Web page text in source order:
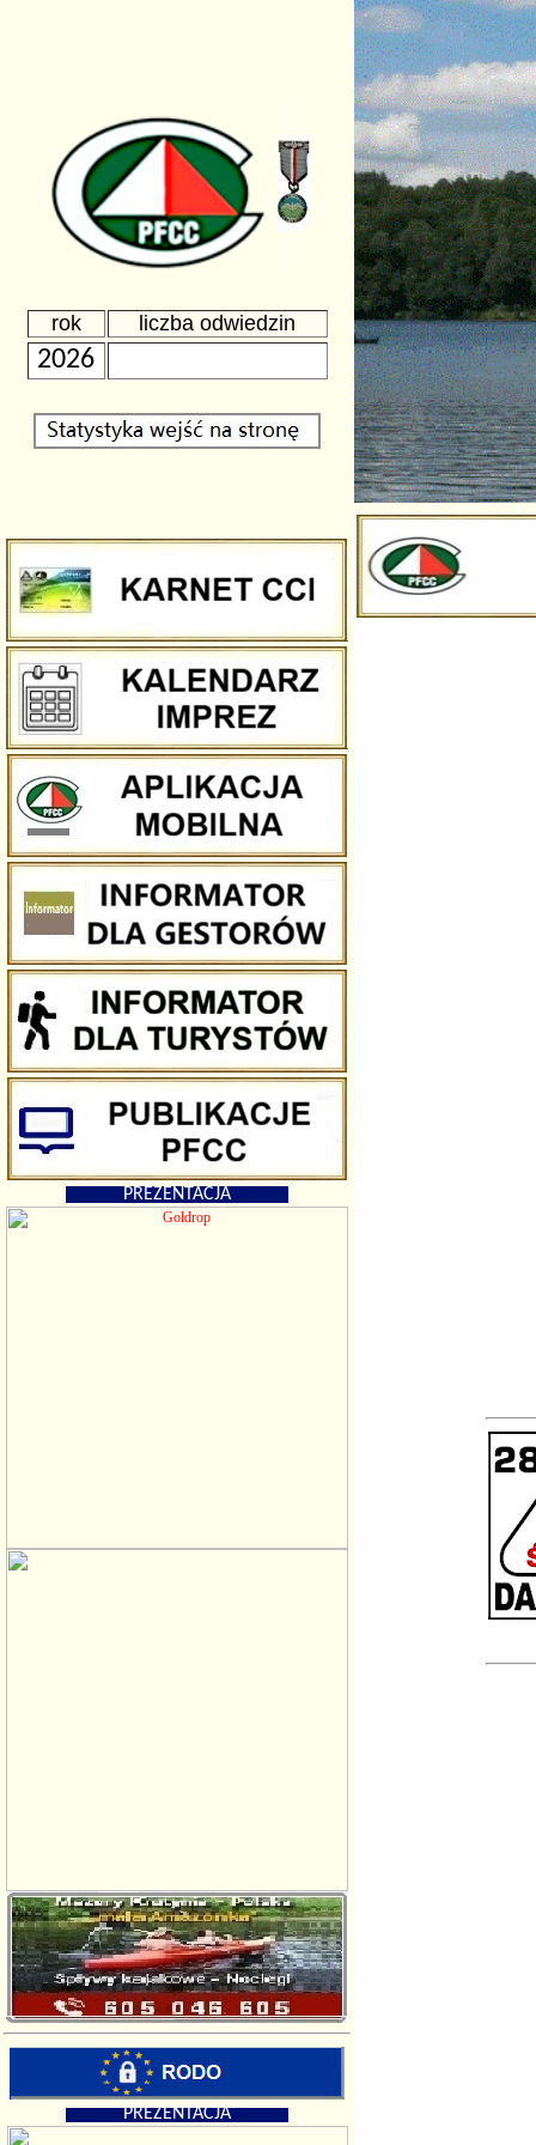
rok liczba odwiedzin
2026
PREZENTACJA
PREZENTACJA